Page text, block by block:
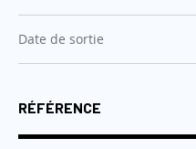
Date de sortie
RÉFÉRENCE